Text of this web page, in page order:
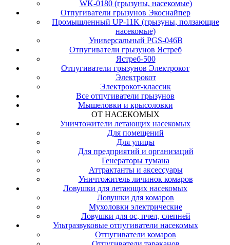
WK-0180 (грызуны, насекомые)
Отпугиватели грызунов Экоснайпер
Промышленный UP-11K (грызуны, ползающие
насекомые)
Универсальный PGS-046B
Отпугиватели грызунов Ястреб
Ястреб-500
Отпугиватели грызунов Электрокот
Электрокот
Электрокот-классик
Все отпугиватели грызунов
Мышеловки и крысоловки
ОТ НАСЕКОМЫХ
Уничтожители летающих насекомых
Для помещений
Для улицы
Для предприятий и организаций
Генераторы тумана
Аттрактанты и аксессуары
Уничтожитель личинок комаров
Ловушки для летающих насекомых
Ловушки для комаров
Мухоловки электрические
Ловушки для ос, пчел, слепней
Ультразвуковые отпугиватели насекомых
Отпугиватели комаров